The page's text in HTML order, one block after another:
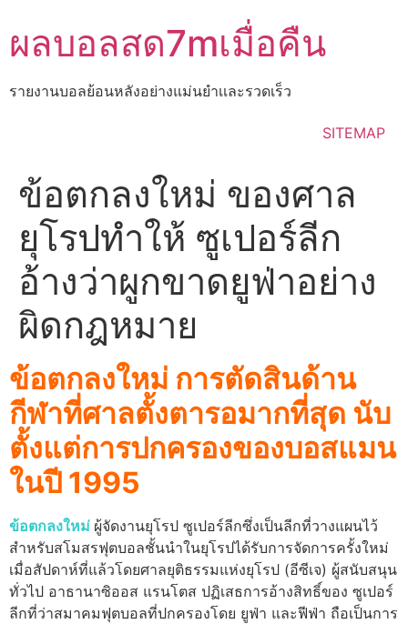
to
content
ผลบอลสด7mเมื่อคืน
รายงานบอลย้อนหลังอย่างแม่นยำเเละรวดเร็ว
SITEMAP
ข้อตกลงใหม่ ของศาล
ยุโรปทำให้ ซูเปอร์ลีก
อ้างว่าผูกขาดยูฟ่าอย่าง
ผิดกฎหมาย
ข้อตกลงใหม่ การตัดสินด้าน
กีฬาที่ศาลตั้งตารอมากที่สุด นับ
ตั้งแต่การปกครองของบอสแมน
ในปี 1995
ข้อตกลงใหม่ ผู้จัดงานยุโรป ซูเปอร์ลีกซึ่งเป็นลีกที่วางแผนไว้
สำหรับสโมสรฟุตบอลชั้นนำในยุโรปได้รับการจัดการครั้งใหม่
เมื่อสัปดาห์ที่แล้วโดยศาลยุติธรรมแห่งยุโรป (อีซีเจ) ผู้สนับสนุน
ทั่วไป อาธานาซิออส แรนโตส ปฏิเสธการอ้างสิทธิ์ของ ซูเปอร์
ลีกที่ว่าสมาคมฟุตบอลที่ปกครองโดย ยูฟ่า และฟีฟ่า ถือเป็นการ